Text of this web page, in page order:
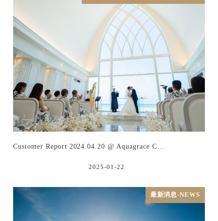
Customer Report 2024.04.20 @ Aquagrace C…
2025-01-22
最新消息-NEWS